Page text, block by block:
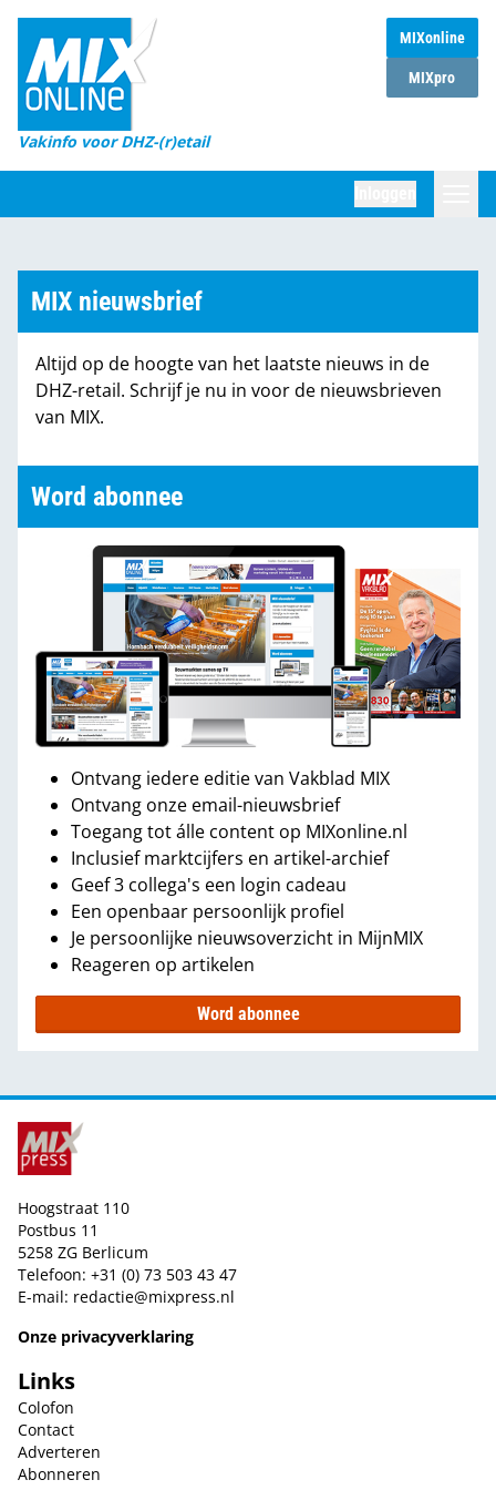
MIXonline
MIXpro
Vakinfo voor DHZ-(r)etail
Home
Magazines
DHZ Sessie
Marktcijfers
Partners
MIX nieuwsbrief
Altijd op de hoogte van het laatste nieuws in de
DHZ-retail. Schrijf je nu in voor de nieuwsbrieven
van MIX.
Word abonnee
Ontvang iedere editie van Vakblad MIX
Ontvang onze email-nieuwsbrief
Toegang tot álle content op MIXonline.nl
Inclusief marktcijfers en artikel-archief
Geef 3 collega's een login cadeau
Een openbaar persoonlijk profiel
Je persoonlijke nieuwsoverzicht in MijnMIX
Reageren op artikelen
Word abonnee
Hoogstraat 110
Postbus 11
5258 ZG Berlicum
Telefoon: +31 (0) 73 503 43 47
E-mail: redactie@mixpress.nl
Onze privacyverklaring
Links
Colofon
Contact
Adverteren
Abonneren